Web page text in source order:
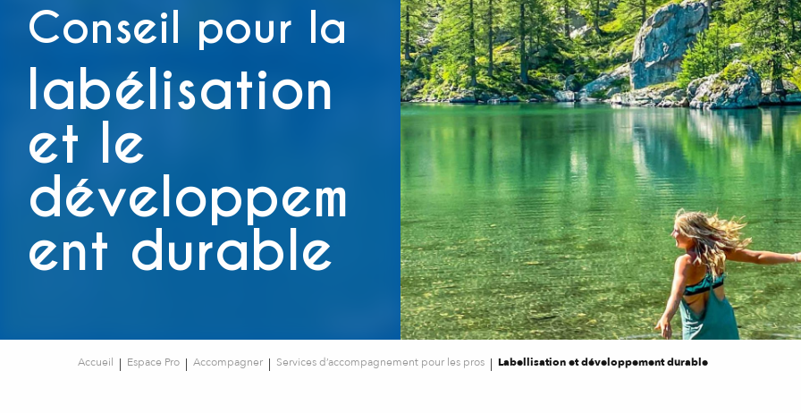
Conseil pour la
labélisation
et le
développem
ent durable
Accueil Espace Pro Accompagner Services d’accompagnement pour les pros Labellisation et développement durable